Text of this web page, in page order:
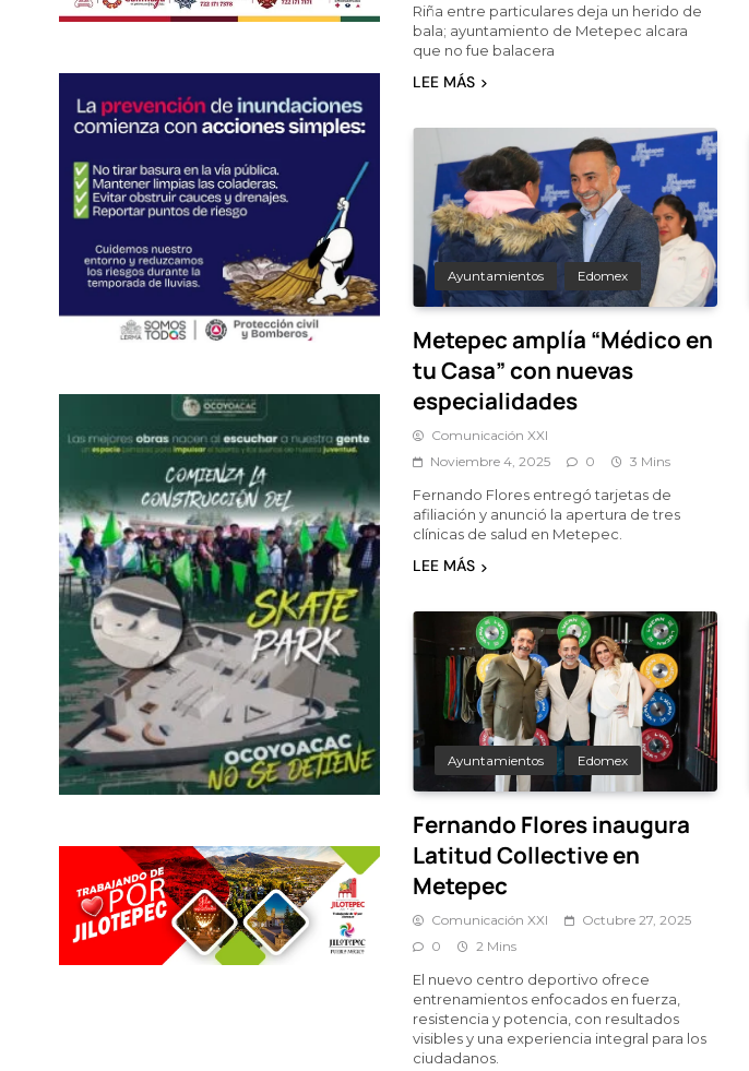
Riña entre particulares deja un herido de
bala; ayuntamiento de Metepec alcara
que no fue balacera
LEE MÁS
Ayuntamientos Edomex
Metepec amplía “Médico en
tu Casa” con nuevas
especialidades
Comunicación XXI
Noviembre 4, 2025
0 3 Mins
Fernando Flores entregó tarjetas de
afiliación y anunció la apertura de tres
clínicas de salud en Metepec.
LEE MÁS
Ayuntamientos Edomex
Fernando Flores inaugura
Latitud Collective en
Metepec
Comunicación XXI
Octubre 27, 2025
0
2 Mins
El nuevo centro deportivo ofrece
entrenamientos enfocados en fuerza,
resistencia y potencia, con resultados
visibles y una experiencia integral para los
ciudadanos.